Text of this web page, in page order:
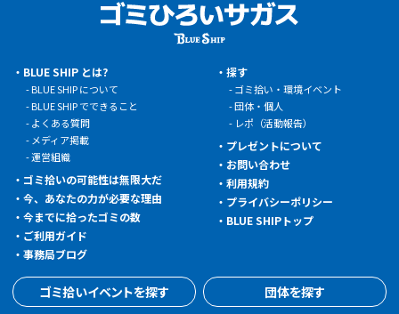
BLUE SHIP とは?
BLUE SHIP について
BLUE SHIP でできること
よくある質問
メディア掲載
運営組織
ゴミ拾いの可能性は無限大だ
今、あなたの力が必要な理由
今までに拾ったゴミの数
ご利用ガイド
事務局ブログ
探す
ゴミ拾い・環境イベント
団体・個人
レポ（活動報告）
プレゼントについて
お問い合わせ
利用規約
プライバシーポリシー
BLUE SHIPトップ
ゴミ拾いイベントを探す 団体を探す